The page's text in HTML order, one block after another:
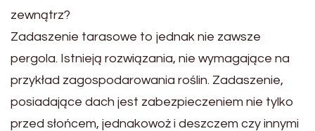
zewnątrz?
Zadaszenie tarasowe to jednak nie zawsze
pergola. Istnieją rozwiązania, nie wymagające na
przykład zagospodarowania roślin. Zadaszenie,
posiadające dach jest zabezpieczeniem nie tylko
przed słońcem, jednakowoż i deszczem czy innymi